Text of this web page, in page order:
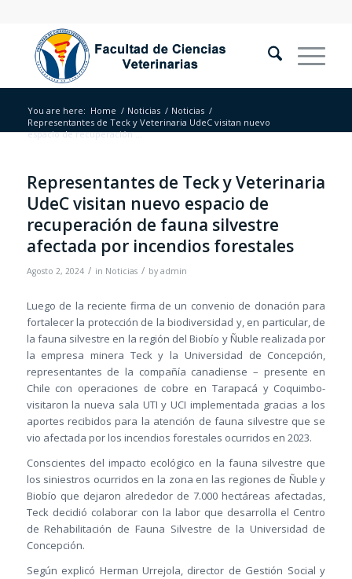
You are here: Home / Noticias / Noticias /
Representantes de Teck y Veterinaria UdeC visitan nuevo
espacio de recuperación ...
Representantes de Teck y Veterinaria
UdeC visitan nuevo espacio de
recuperación de fauna silvestre
afectada por incendios forestales
Agosto 2, 2024 / in Noticias / by admin
Luego de la reciente firma de un convenio de donación para
fortalecer la protección de la biodiversidad y, en particular, de
la fauna silvestre en la región del Biobío y Ñuble realizada por
la empresa minera Teck y la Universidad de Concepción,
representantes de la compañía canadiense – presente en
Chile con operaciones de cobre en Tarapacá y Coquimbo-
visitaron la nueva sala UTI y UCI implementada gracias a los
aportes recibidos para la atención de fauna silvestre que se
vio afectada por los incendios forestales ocurridos en 2023.
Conscientes del impacto ecológico en la fauna silvestre que
los siniestros ocurridos en la zona en las regiones de Ñuble y
Biobío que dejaron alrededor de 7.000 hectáreas afectadas,
Teck decidió colaborar con la labor que desarrolla el Centro
de Rehabilitación de Fauna Silvestre de la Universidad de
Concepción.
Según explicó Herman Urrejola, director de Gestión Social y